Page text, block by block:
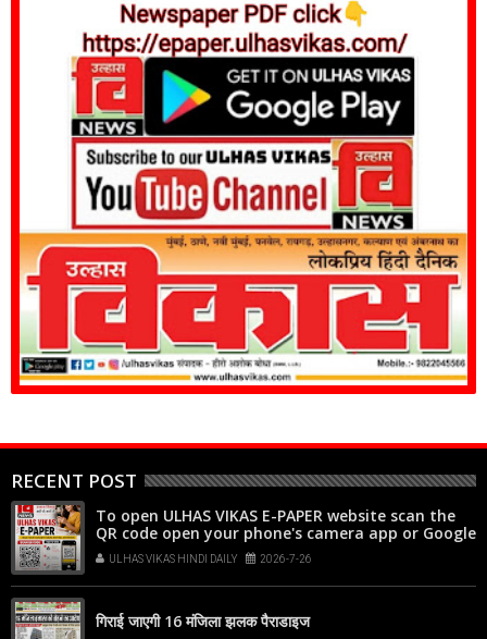
RECENT POST
To open ULHAS VIKAS E-PAPER website scan the
QR code open your phone's camera app or Google
Lens, point it at the code, and tap the web link
popup that appears on your screen
ULHAS VIKAS HINDI DAILY 2026-7-26
गिराई जाएगी 16 मंजिला झलक पैराडाइज